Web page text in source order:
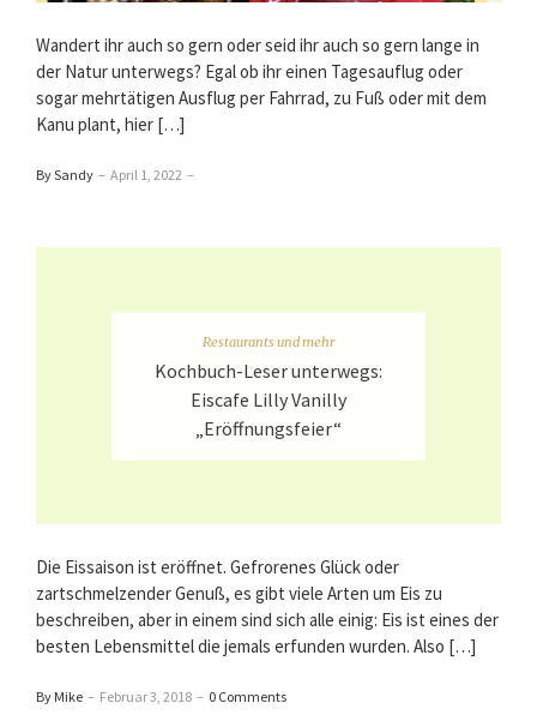
Wandert ihr auch so gern oder seid ihr auch so gern lange in
der Natur unterwegs? Egal ob ihr einen Tagesauflug oder
sogar mehrtätigen Ausflug per Fahrrad, zu Fuß oder mit dem
Kanu plant, hier […]
By Sandy – April 1, 2022 –
Restaurants und mehr
Kochbuch-Leser unterwegs:
Eiscafe Lilly Vanilly
„Eröffnungsfeier“
Die Eissaison ist eröffnet. Gefrorenes Glück oder
zartschmelzender Genuß, es gibt viele Arten um Eis zu
beschreiben, aber in einem sind sich alle einig: Eis ist eines der
besten Lebensmittel die jemals erfunden wurden. Also […]
By Mike – Februar 3, 2018 – 0 Comments